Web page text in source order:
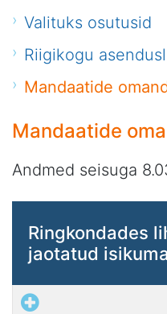
Valituks osutusid
Riigikogu
Mandaatide
Mandaatide
Andmed seisuga
Ringkondades
jaotatud